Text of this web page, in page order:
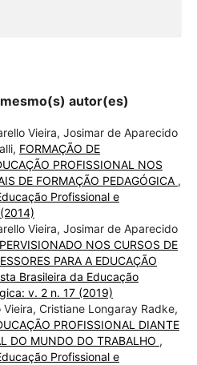
autor(es)
Vieira, Josimar de Aparecido
FORMAÇÃO DE
PROFISSIONAL NOS
DE FORMAÇÃO PEDAGÓGICA ,
Profissional e
Vieira, Josimar de Aparecido
NOS CURSOS DE
PARA A EDUCAÇÃO
Brasileira da Educação
v. 2 n. 17 (2019)
Cristiane Longaray Radke,
PROFISSIONAL DIANTE
DO MUNDO DO TRABALHO ,
Profissional e